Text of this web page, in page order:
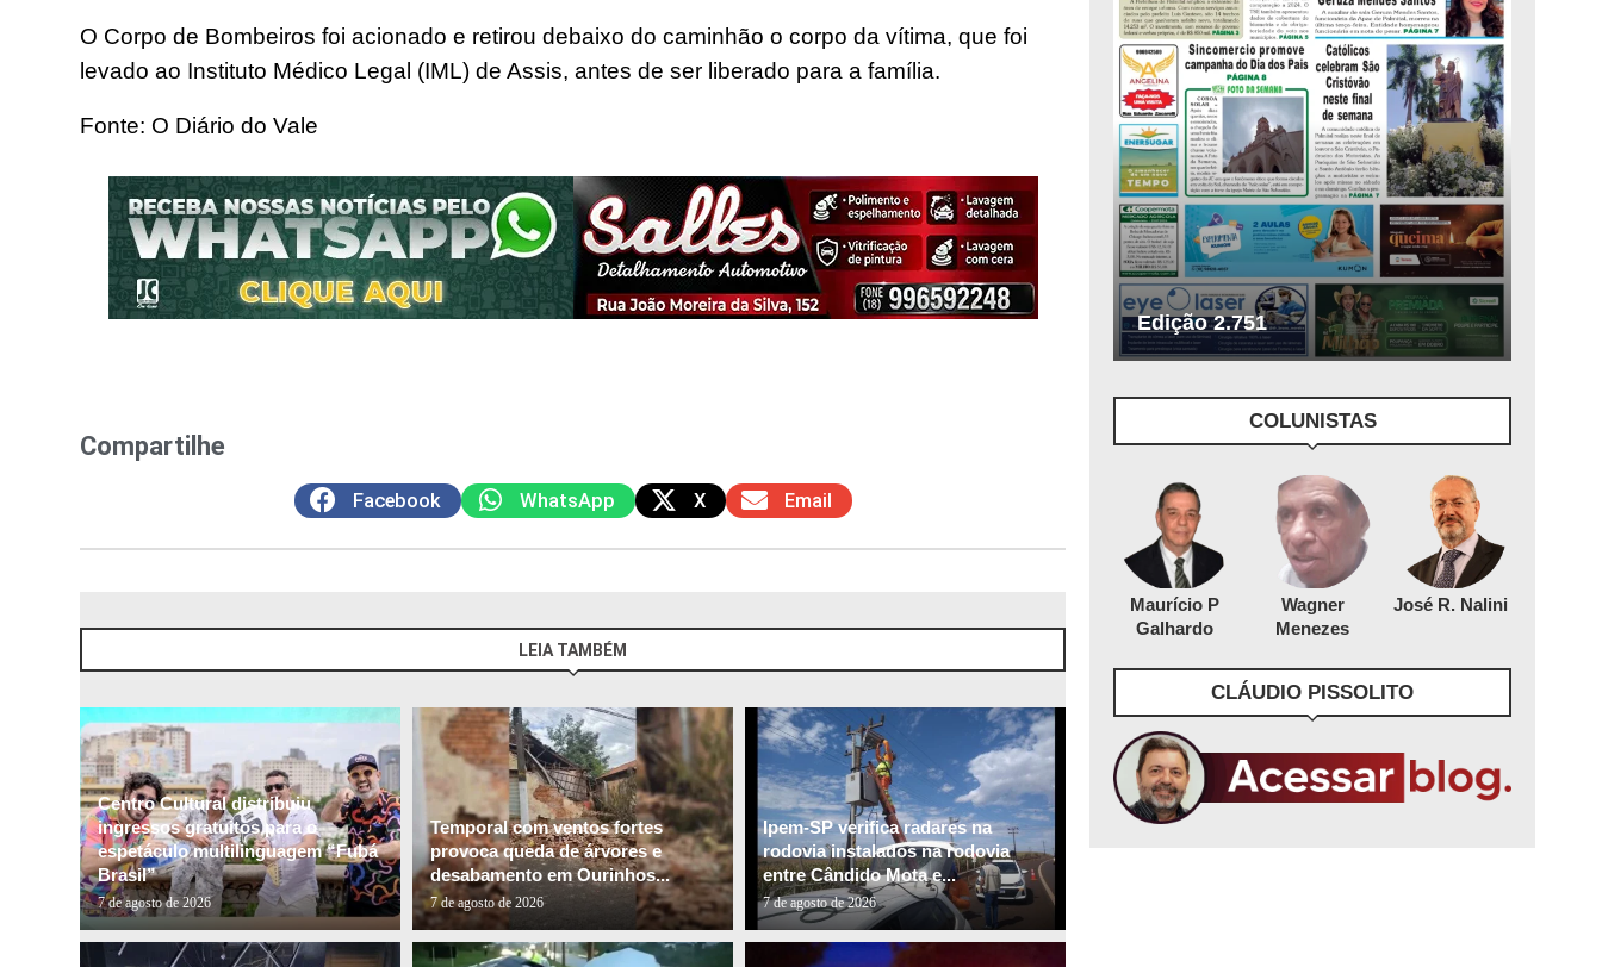
O Corpo de Bombeiros foi acionado e retirou debaixo do caminhão o corpo da vítima, que foi
levado ao Instituto Médico Legal (IML) de Assis, antes de ser liberado para a família.
Fonte: O Diário do Vale
Compartilhe
Facebook WhatsApp X Email
LEIA TAMBÉM
Centro Cultural distribuiu
ingressos gratuitos para o
espetáculo multilinguagem “Fubá
Brasil”
7 de agosto de 2026
Temporal com ventos fortes
provoca queda de árvores e
desabamento em Ourinhos...
7 de agosto de 2026
Ipem-SP verifica radares na
rodovia instalados na rodovia
entre Cândido Mota e...
7 de agosto de 2026
Edição 2.751
COLUNISTAS
Maurício P
Galhardo
Wagner
Menezes
José R. Nalini
CLÁUDIO PISSOLITO